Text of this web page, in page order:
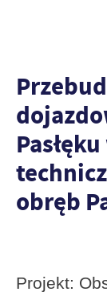
obręb
Projekt: